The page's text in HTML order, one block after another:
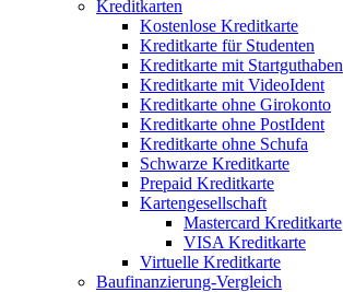
Kreditkarten
Kostenlose Kreditkarte
Kreditkarte für Studenten
Kreditkarte mit Startguthaben
Kreditkarte mit VideoIdent
Kreditkarte ohne Girokonto
Kreditkarte ohne PostIdent
Kreditkarte ohne Schufa
Schwarze Kreditkarte
Prepaid Kreditkarte
Kartengesellschaft
Mastercard Kreditkarte
VISA Kreditkarte
Virtuelle Kreditkarte
Baufinanzierung-Vergleich